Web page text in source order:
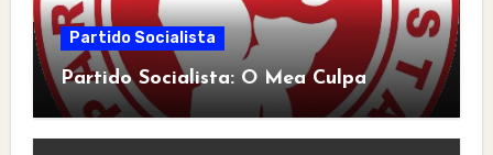
Partido Socialista
Partido Socialista: O Mea Culpa